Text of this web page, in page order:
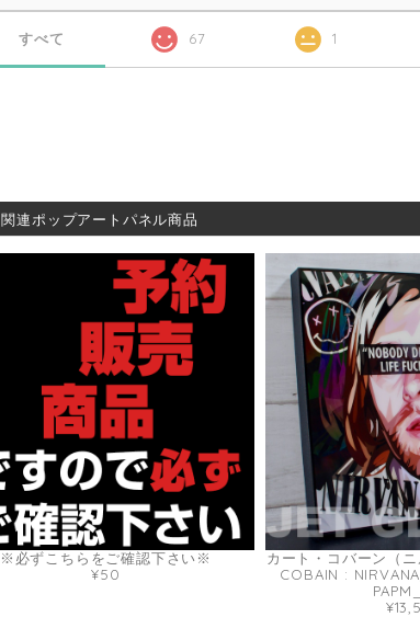
すべて 67 1
関連ポップアートパネル商品
※必ずこちらをご確認下さい※
¥50
カート・コバーン（
COBAIN :